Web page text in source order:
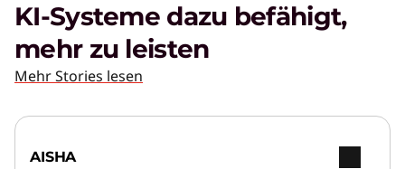
KI-Systeme dazu befähigt,
mehr zu leisten
Mehr Stories lesen
AISHA